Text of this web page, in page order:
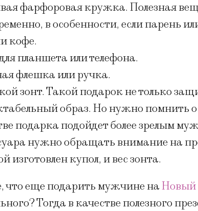
фарфоровая кружка. Полезная
в особенности, если парень
кофе.
планшета или телефона.
флешка или ручка.
зонт. Такой подарок не только
образ. Но нужно помнить о
подарка подойдет более зрелым
нужно обращать внимание на
изготовлен купол, и вес зонта.
что еще подарить мужчине наНовый
Тогда в качестве полезного